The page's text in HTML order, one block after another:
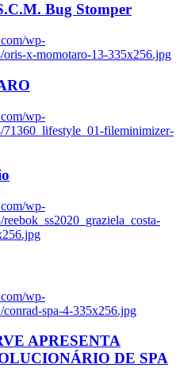
Bug Stomper
wp-
oris-x-momotaro-13-335x256.jpg
wp-
71360_lifestyle_01-fileminimizer-
wp-
wp-
spa-4-335x256.jpg
APRESENTA
DE SPA